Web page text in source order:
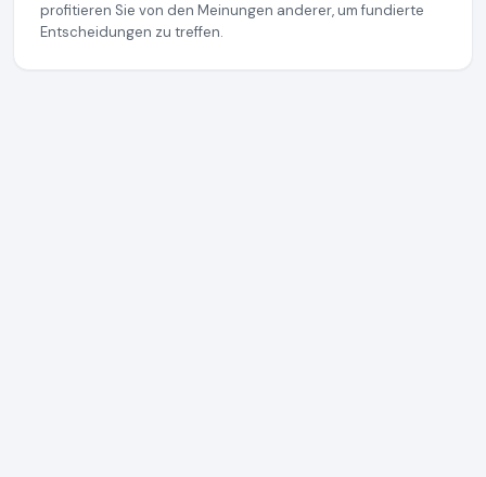
profitieren Sie von den Meinungen anderer, um fundierte
Entscheidungen zu treffen.